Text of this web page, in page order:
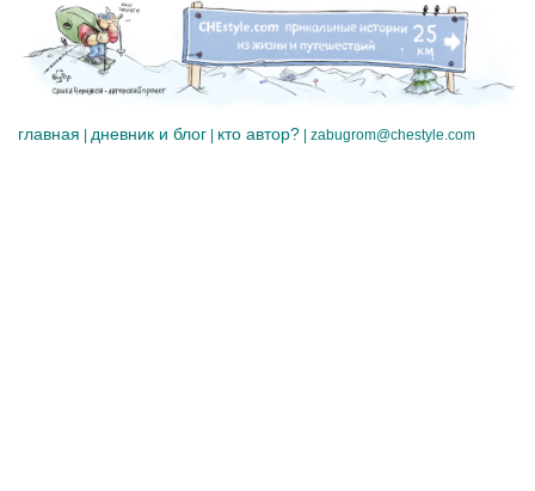
главная | дневник и блог | кто автор? | zabugrom@chestyle.com